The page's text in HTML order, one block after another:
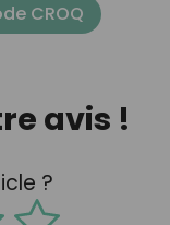
CROQ
avis !
?